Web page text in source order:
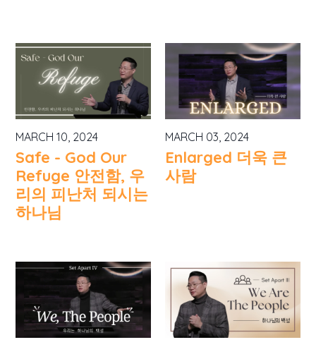
MARCH 10, 2024
Safe - God Our
Refuge 안전함, 우
리의 피난처 되시는
하나님
MARCH 03, 2024
Enlarged 더욱 큰
사람